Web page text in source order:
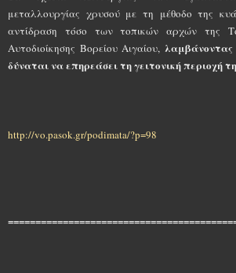
μεταλλουργίας χρυσού με τη μέθοδο της
αντίδραση τόσο των τοπικών αρχών της
Aυτοδιοίκησης Bορείου Aιγαίου,
δύναται να επηρεάσει τη γειτονική περιοχή
http://vo.pasok.gr/podimata/?p=98